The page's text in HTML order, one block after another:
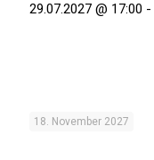
29.07.2027 @ 17:00
18. November 2027